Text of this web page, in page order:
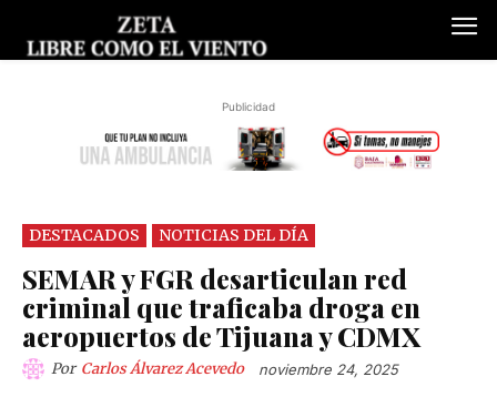
Publicidad
DESTACADOS NOTICIAS DEL DÍA
SEMAR y FGR desarticulan red
criminal que traficaba droga en
aeropuertos de Tijuana y CDMX
Por Carlos Álvarez Acevedo noviembre 24, 2025